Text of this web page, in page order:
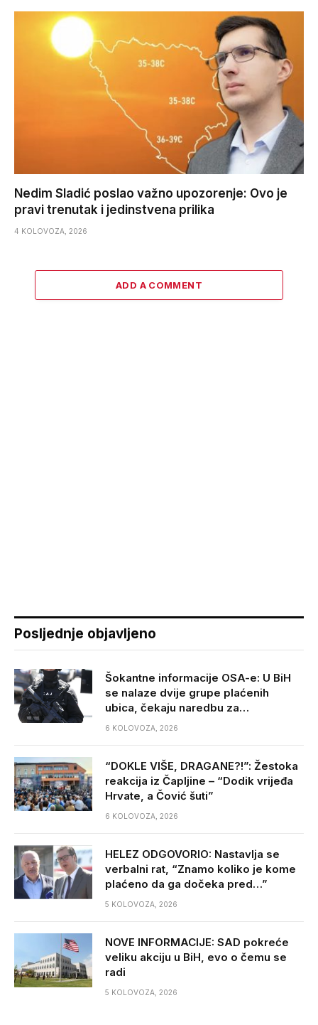
Nedim Sladić poslao važno upozorenje: Ovo je
pravi trenutak i jedinstvena prilika
4 KOLOVOZA, 2026
ADD A COMMENT
Posljednje objavljeno
Šokantne informacije OSA-e: U BiH
se nalaze dvije grupe plaćenih
ubica, čekaju naredbu za…
6 KOLOVOZA, 2026
“DOKLE VIŠE, DRAGANE?!”: Žestoka
reakcija iz Čapljine – “Dodik vrijeđa
Hrvate, a Čović šuti”
6 KOLOVOZA, 2026
HELEZ ODGOVORIO: Nastavlja se
verbalni rat, “Znamo koliko je kome
plaćeno da ga dočeka pred…”
5 KOLOVOZA, 2026
NOVE INFORMACIJE: SAD pokreće
veliku akciju u BiH, evo o čemu se
radi
5 KOLOVOZA, 2026